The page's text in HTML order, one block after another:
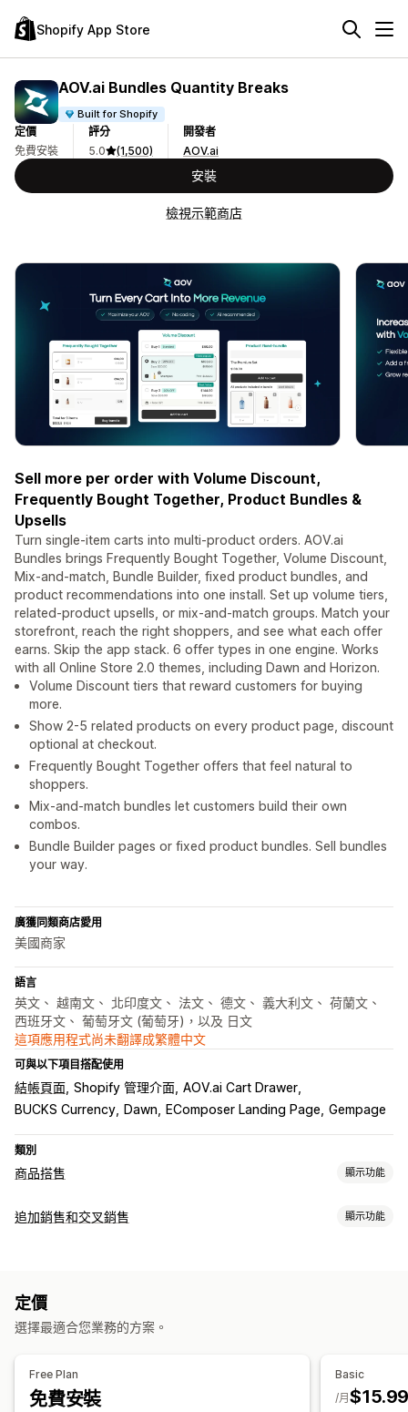
Shopify App Store
AOV.ai Bundles Quantity Breaks
Built for Shopify
定價
免費安裝
評分
5.0
(1,500)
開發者
AOV.ai
安裝
檢視示範商店
Sell more per order with Volume Discount,
Frequently Bought Together, Product Bundles &
Upsells
Turn single-item carts into multi-product orders. AOV.ai
Bundles brings Frequently Bought Together, Volume Discount,
Mix-and-match, Bundle Builder, fixed product bundles, and
product recommendations into one install. Set up volume tiers,
related-product upsells, or mix-and-match groups. Match your
storefront, reach the right shoppers, and see what each offer
earns. Skip the app stack. 6 offer types in one engine. Works
with all Online Store 2.0 themes, including Dawn and Horizon.
Volume Discount tiers that reward customers for buying
more.
Show 2-5 related products on every product page, discount
optional at checkout.
Frequently Bought Together offers that feel natural to
shoppers.
Mix-and-match bundles let customers build their own
combos.
Bundle Builder pages or fixed product bundles. Sell bundles
your way.
廣獲同類商店愛用
美國商家
語言
英文、 越南文、 北印度文、 法文、 德文、 義大利文、 荷蘭文、
西班牙文、 葡萄牙文 (葡萄牙)，以及 日文
這項應用程式尚未翻譯成繁體中文
可與以下項目搭配使用
結帳頁面 Shopify 管理介面 AOV.ai Cart Drawer
BUCKS Currency
Dawn EComposer Landing Page Gempage
類別
商品搭售 顯示功能
套裝組合類型
可設定的定價
追加銷售和交叉銷售 顯示功能
定價
選擇最適合您業務的方案。
Free Plan
免費安裝
Basic
/月